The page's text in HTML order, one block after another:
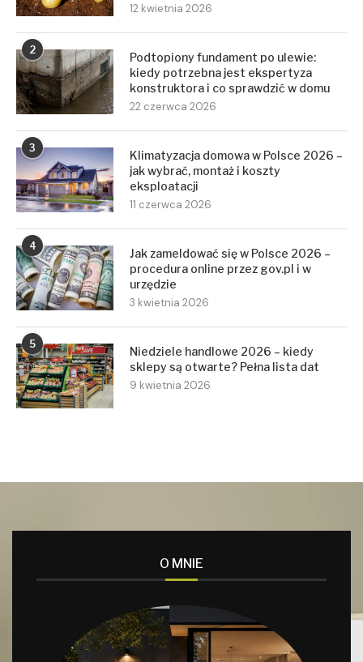
12 kwietnia 2026
2
Podtopiony fundament po ulewie:
kiedy potrzebna jest ekspertyza
konstruktora i co sprawdzić w domu
22 czerwca 2026
3
Klimatyzacja domowa w Polsce 2026 –
jak wybrać, montaż i koszty
eksploatacji
11 czerwca 2026
4
Jak zameldować się w Polsce 2026 –
procedura online przez gov.pl i w
urzędzie
3 kwietnia 2026
5
Niedziele handlowe 2026 – kiedy
sklepy są otwarte? Pełna lista dat
9 kwietnia 2026
O MNIE